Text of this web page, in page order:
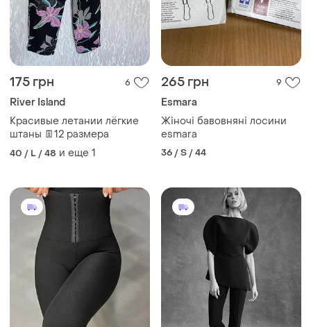
175 грн 6
River Island
Красивые летании лёгкие
штаны 👖12 размера
40 / L / 48 и еще 1
265 грн 9
Esmara
Жіночі бавовняні лосини
esmara
36 / S / 44